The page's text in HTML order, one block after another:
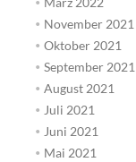
November 2021
Oktober 2021
September 2021
August 2021
Juli 2021
Juni 2021
Mai 2021